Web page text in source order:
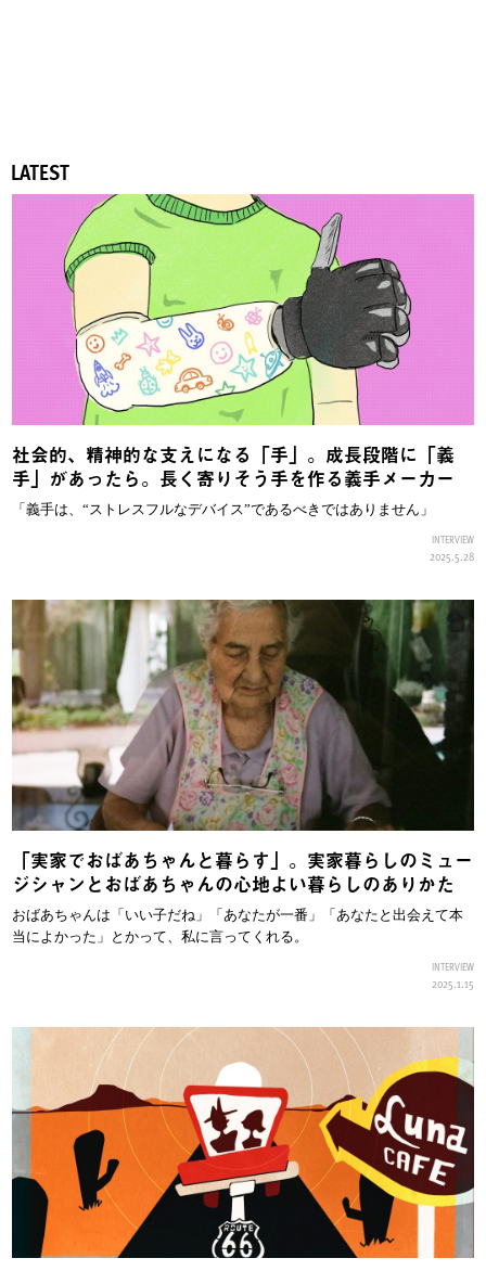
LATEST
社会的、精神的な支えになる「手」。成長段階に「義
手」があったら。長く寄りそう手を作る義手メーカー
「義手は、“ストレスフルなデバイス”であるべきではありません」
INTERVIEW
2025.5.28
「実家でおばあちゃんと暮らす」。実家暮らしのミュー
ジシャンとおばあちゃんの心地よい暮らしのありかた
おばあちゃんは「いい子だね」「あなたが一番」「あなたと出会えて本
当によかった」とかって、私に言ってくれる。
INTERVIEW
2025.1.15